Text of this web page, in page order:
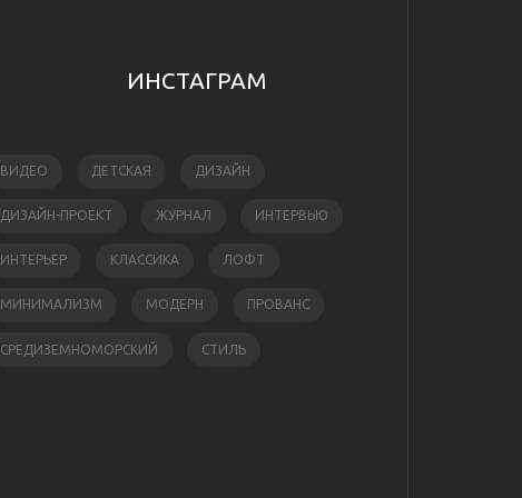
ИНСТАГРАМ
ВИДЕО ДЕТСКАЯ ДИЗАЙН
ДИЗАЙН-ПРОЕКТ ЖУРНАЛ ИНТЕРВЬЮ
ИНТЕРЬЕР КЛАССИКА ЛОФТ
МИНИМАЛИЗМ МОДЕРН ПРОВАНС
СРЕДИЗЕМНОМОРСКИЙ СТИЛЬ